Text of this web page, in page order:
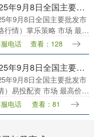
掌乐策略 2025年9月8日全国主要批发市场马奶葡萄价格行情
年9月8日全国主要批发市
行情）掌乐策略 市场 最高
新疆焉耆县光明农副产
6.50 4.50 5....
电话 查看：128
易投配资 2025年9月8日全国主要批发市场马蹄价格行情
年9月8日全国主要批发市
）易投配资 市场 最高价
苏凌家塘市场发展有限公
江苏....
电话 查看：81